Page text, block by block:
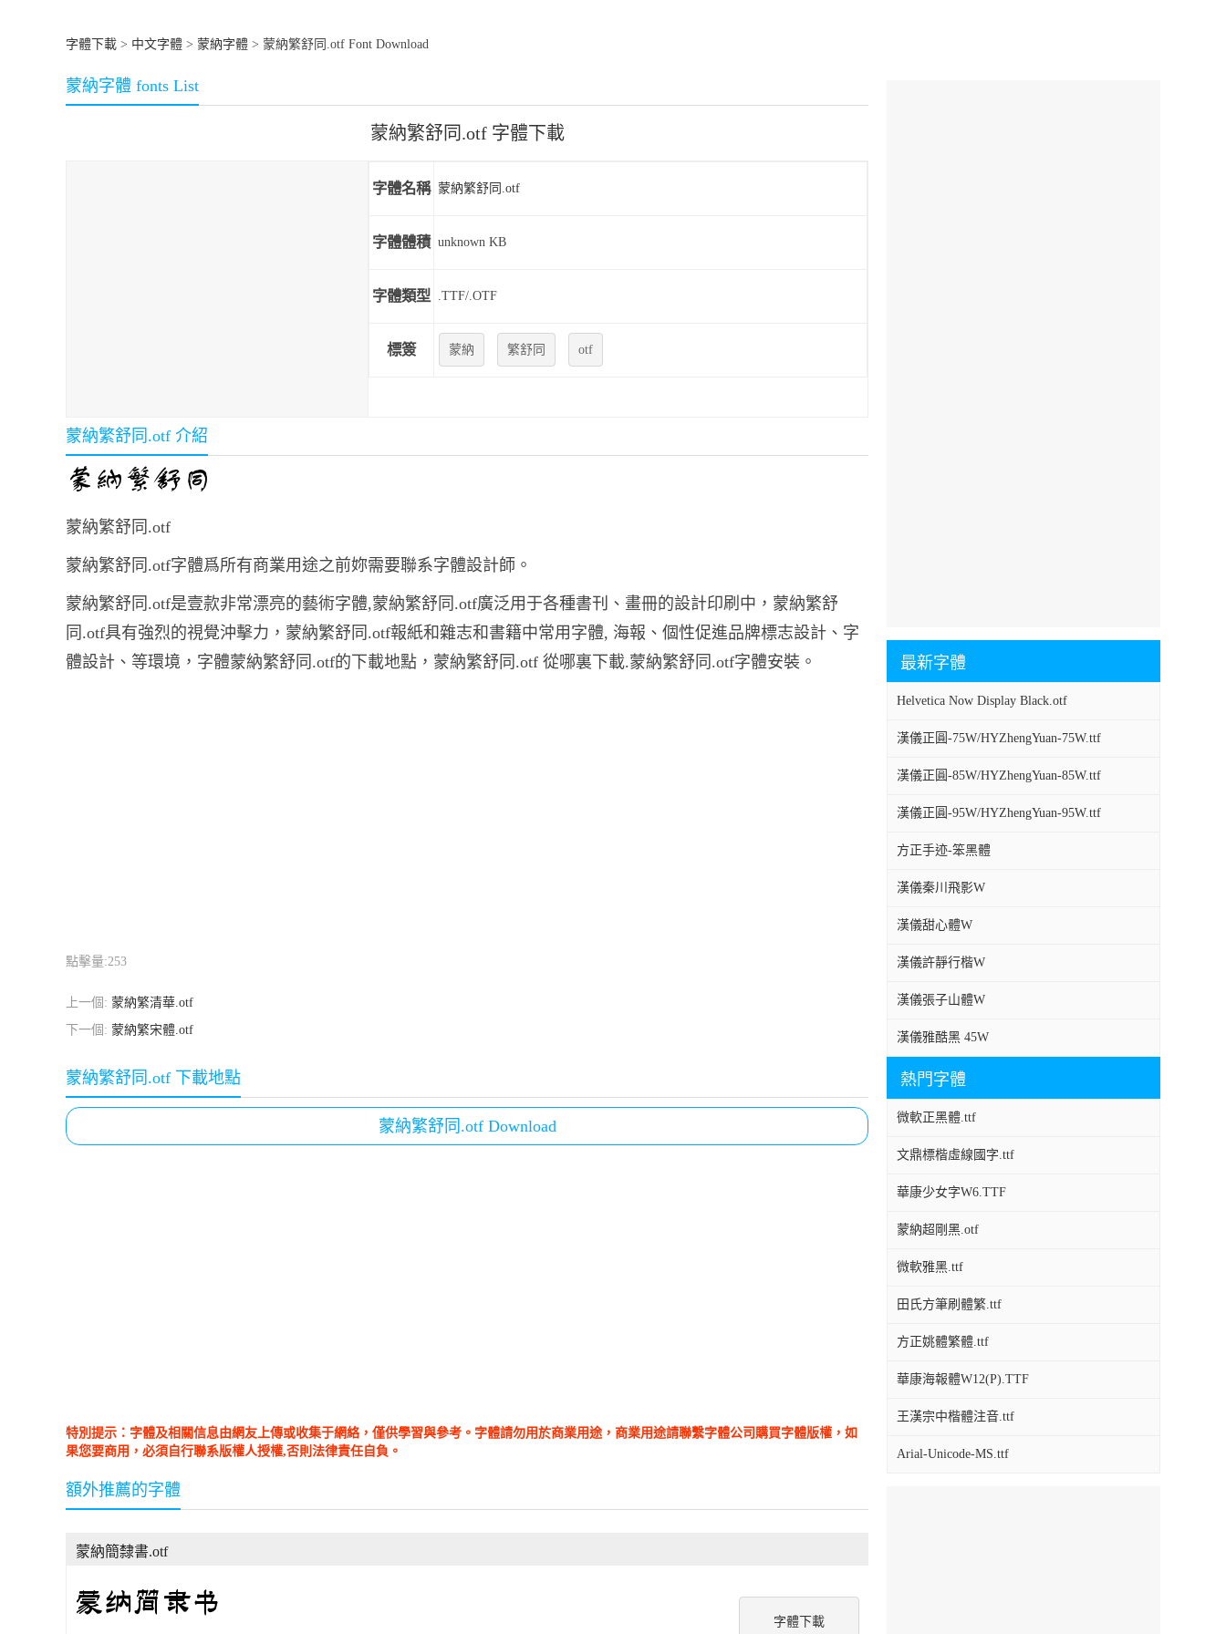
字體下載 > 中文字體 > 蒙納字體 > 蒙納繁舒同.otf Font Download
最新字體
Helvetica Now Display Black.otf
漢儀正圓-75W/HYZhengYuan-75W.ttf
漢儀正圓-85W/HYZhengYuan-85W.ttf
漢儀正圓-95W/HYZhengYuan-95W.ttf
方正手迹-笨黑體
漢儀秦川飛影W
漢儀甜心體W
漢儀許靜行楷W
漢儀張子山體W
漢儀雅酷黑 45W
熱門字體
微軟正黑體.ttf
文鼎標楷虛線國字.ttf
華康少女字W6.TTF
蒙納超剛黑.otf
微軟雅黑.ttf
田氏方筆刷體繁.ttf
方正姚體繁體.ttf
華康海報體W12(P).TTF
王漢宗中楷體注音.ttf
Arial-Unicode-MS.ttf
蒙納字體 fonts List
蒙納繁舒同.otf 字體下載
字體名稱 蒙納繁舒同.otf
字體體積 unknown KB
字體類型 .TTF/.OTF
標簽 蒙納 繁舒同 otf
蒙納繁舒同.otf 介紹
蒙納繁舒同.otf
蒙納繁舒同.otf字體爲所有商業用途之前妳需要聯系字體設計師。
蒙納繁舒同.otf是壹款非常漂亮的藝術字體,蒙納繁舒同.otf廣泛用于各種書刊、畫冊的設計印刷中，蒙納繁舒
同.otf具有強烈的視覺沖擊力，蒙納繁舒同.otf報紙和雜志和書籍中常用字體, 海報、個性促進品牌標志設計、字
體設計、等環境，字體蒙納繁舒同.otf的下載地點，蒙納繁舒同.otf 從哪裏下載.蒙納繁舒同.otf字體安裝。
點擊量:253
上一個: 蒙納繁清華.otf
下一個: 蒙納繁宋體.otf
蒙納繁舒同.otf 下載地點
蒙納繁舒同.otf Download
特別提示：字體及相關信息由網友上傳或收集于網絡，僅供學習與參考。字體請勿用於商業用途，商業用途請聯繫字體公司購買字體版權，如
果您要商用，必須自行聯系版權人授權,否則法律責任自負。
額外推薦的字體
字體下載
蒙納簡隸書.otf